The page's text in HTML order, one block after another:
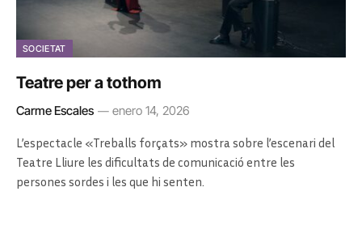
SOCIETAT
Teatre per a tothom
Carme Escales enero 14, 2026
L’espectacle «Treballs forçats» mostra sobre l’escenari del
Teatre Lliure les dificultats de comunicació entre les
persones sordes i les que hi senten.